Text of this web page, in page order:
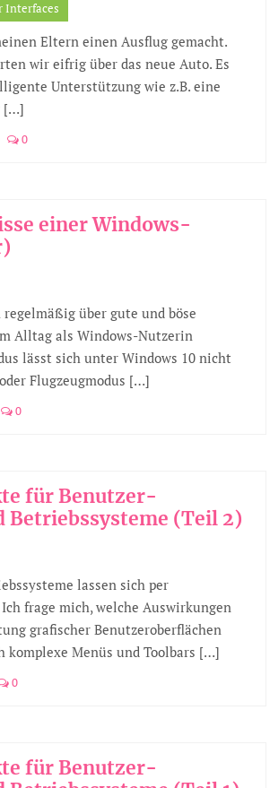
Interfaces
Eltern einen Ausflug gemacht.
wir eifrig über das neue Auto. Es
Unterstützung wie z.B. eine
[…]
0
einer Windows-
über gute und böse
Alltag als Windows-Nutzerin
lässt sich unter Windows 10 nicht
Flugzeugmodus […]
0
für Benutzer-
Betriebssysteme (Teil 2)
lassen sich per
frage mich, welche Auswirkungen
grafischer Benutzeroberflächen
komplexe Menüs und Toolbars […]
0
für Benutzer-